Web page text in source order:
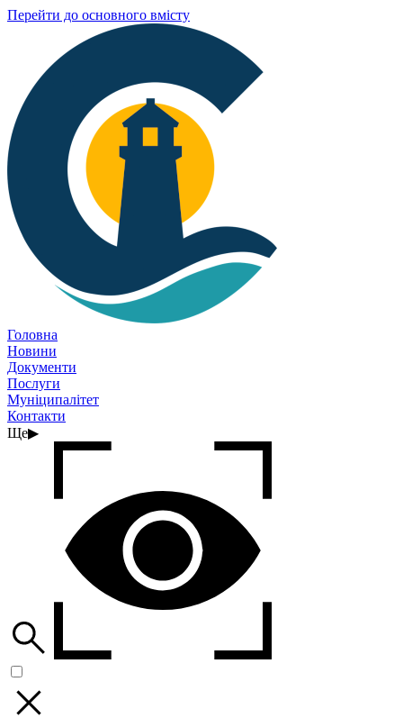
Перейти до основного вмісту
Головна
Новини
Документи
Послуги
Муніципалітет
Контакти
Ще▶